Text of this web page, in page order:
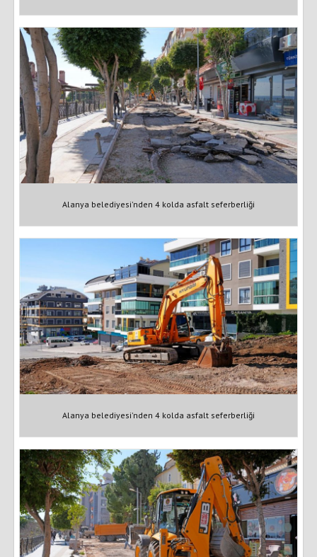
Alanya belediyesi'nden 4 kolda asfalt seferberliği
Alanya belediyesi'nden 4 kolda asfalt seferberliği